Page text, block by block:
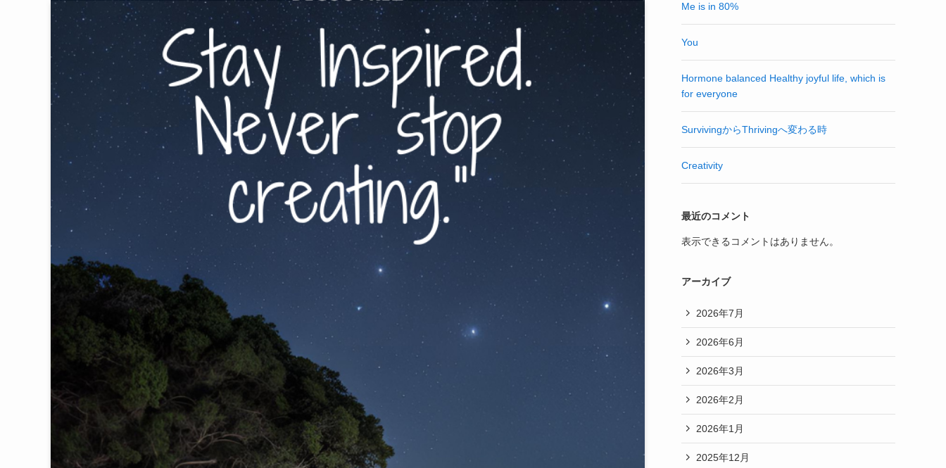
Me is in 80%
You
Hormone balanced Healthy joyful life, which is
for everyone
SurvivingからThrivingへ変わる時
Creativity
最近のコメント
表示できるコメントはありません。
アーカイブ
2026年7月
2026年6月
2026年3月
2026年2月
2026年1月
2025年12月